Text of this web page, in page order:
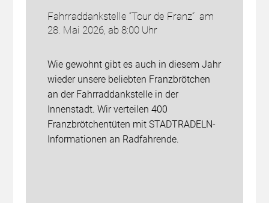
Fahrraddankstelle “Tour de Franz” am
28. Mai 2026, ab 8:00 Uhr
Wie gewohnt gibt es auch in diesem Jahr
wieder unsere beliebten Franzbrötchen
an der Fahrraddankstelle in der
Innenstadt. Wir verteilen 400
Franzbrötchentüten mit STADTRADELN-
Informationen an Radfahrende.